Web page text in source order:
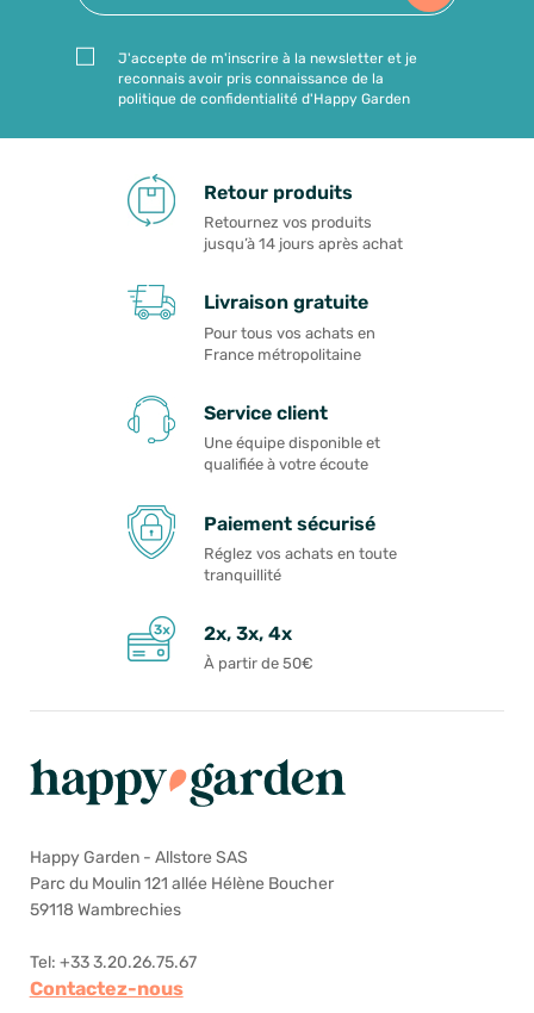
J'accepte de m'inscrire à la newsletter et je
reconnais avoir pris connaissance de la
politique de confidentialité d'Happy Garden
Retour produits
Retournez vos produits
jusqu’à 14 jours après achat
Livraison gratuite
Pour tous vos achats en
France métropolitaine
Service client
Une équipe disponible et
qualifiée à votre écoute
Paiement sécurisé
Réglez vos achats en toute
tranquillité
2x, 3x, 4x
À partir de 50€
Happy Garden - Allstore SAS
Parc du Moulin 121 allée Hélène Boucher
59118 Wambrechies
Tel: +33 3.20.26.75.67
Contactez-nous